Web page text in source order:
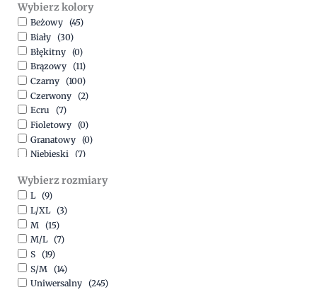
500,00zł-1500,00
Wybierz kolory
Beżowy (45)
Biały (30)
Błękitny (0)
Brązowy (11)
Czarny (100)
Czerwony (2)
Ecru
(7)
Fioletowy (0)
Granatowy (0)
Niebieski (7)
Pomarańczowy
(2)
Różowy
Srebrny
Szary
Turkusowy
Zielony
Złoty
(1)
Wybierz rozmiary
L (9)
L/XL (3)
M (15)
M/L (7)
S (19)
S/M (14)
Uniwersalny (245)